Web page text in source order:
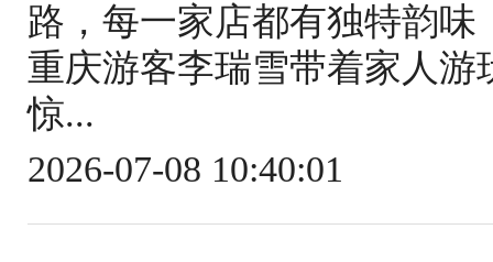
路，每一家店都有独特韵
重庆游客李瑞雪带着家人
惊...
2026-07-08 10:40:01